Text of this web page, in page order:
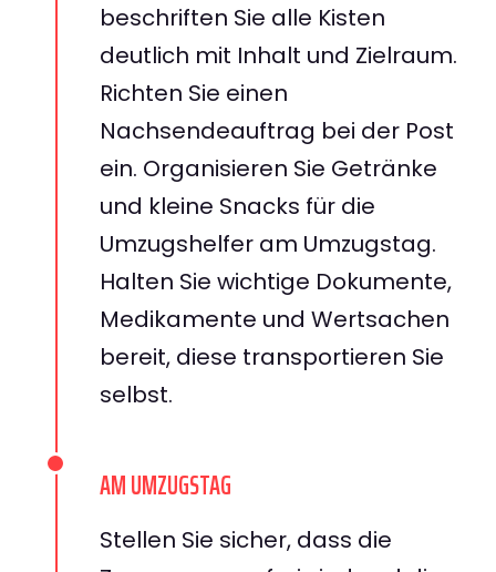
beschriften Sie alle Kisten
deutlich mit Inhalt und Zielraum.
Richten Sie einen
Nachsendeauftrag bei der Post
ein. Organisieren Sie Getränke
und kleine Snacks für die
Umzugshelfer am Umzugstag.
Halten Sie wichtige Dokumente,
Medikamente und Wertsachen
bereit, diese transportieren Sie
selbst.
AM UMZUGSTAG
Stellen Sie sicher, dass die